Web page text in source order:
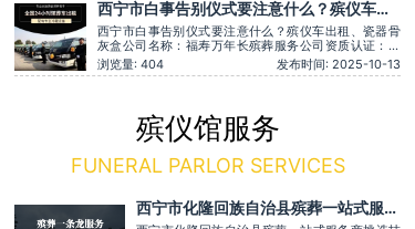
服务、灵堂布置、丧葬一条龙、殡仪车出租、白事服
务、灵车接运、殡葬用品、
西宁市白事告别仪式要注意什么？殡仪车出
租、瓷器骨灰盒
西宁市白事告别仪式要注意什么？殡仪车出租、瓷器骨
灰盒公司名称：福寿万年长殡葬服务公司资质认证：营
业执照认证服务理念：客户至上，服务至上用户评价：
专业细致入微，服务温暖人心。主营服务：殡葬服务、
安葬礼仪服务
浏览量: 404 发布时间: 2025-10-13
殡仪馆服务
FUNERAL PARLOR SERVICES
西宁市化隆回族自治县殡葬一站式服务